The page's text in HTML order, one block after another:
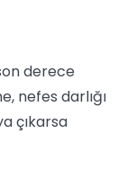
derece
nefes darlığı
çıkarsa